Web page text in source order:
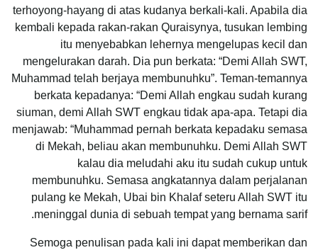
terhoyong-hayang di atas kudanya berkali-kali. Apabila dia
kembali kepada rakan-rakan Quraisynya, tusukan lembing
itu menyebabkan lehernya mengelupas kecil dan
mengelurakan darah. Dia pun berkata: “Demi Allah SWT,
Muhammad telah berjaya membunuhku”. Teman-temannya
berkata kepadanya: “Demi Allah engkau sudah kurang
siuman, demi Allah SWT engkau tidak apa-apa. Tetapi dia
menjawab: “Muhammad pernah berkata kepadaku semasa
di Mekah, beliau akan membunuhku. Demi Allah SWT
kalau dia meludahi aku itu sudah cukup untuk
membunuhku. Semasa angkatannya dalam perjalanan
pulang ke Mekah, Ubai bin Khalaf seteru Allah SWT itu
meninggal dunia di sebuah tempat yang bernama sarif.
Semoga penulisan pada kali ini dapat memberikan dan